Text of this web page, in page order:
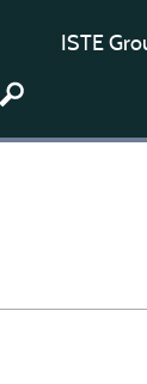
ISTE